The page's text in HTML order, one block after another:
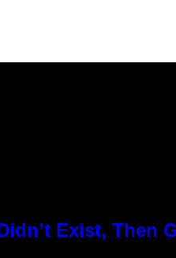
Exist, Then